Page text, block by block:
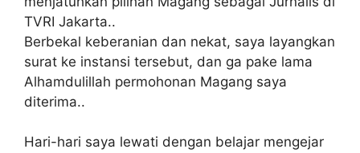
TVRI Jakarta..
Berbekal keberanian dan nekat, saya layangkan
surat ke instansi tersebut, dan ga pake lama
Alhamdulillah permohonan Magang saya
diterima..
Hari-hari saya lewati dengan belajar mengejar